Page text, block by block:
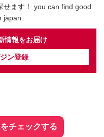
せます！ you can find good
japan.
情報をお届け
ン登録
チェックする